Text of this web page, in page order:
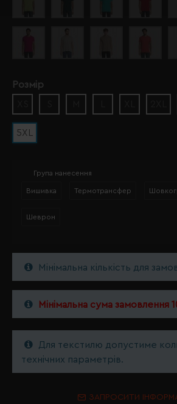
Розмір
5XL
Група нанесення
Вишивка Термотрансфер
Шеврон
Мінімальна кількість для
Мінімальна сума замовлення
Для текстилю допустиме
технічних параметрів.
ЗАПРОСИТИ